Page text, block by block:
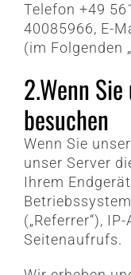
Telefon +49
40085966, E-
(im Folgenden
2.Wenn
besuchen
Wenn Sie
unser Server
Ihrem
(„Referrer“),
Seitenaufrufs.